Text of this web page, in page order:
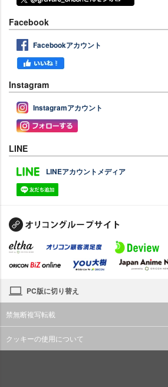
Facebook
Facebookアカウント
Instagram
Instagramアカウント
LINE
LINEアカウントメディア
PC版に切り替え
禁無断複写転載
クッキーの使用について